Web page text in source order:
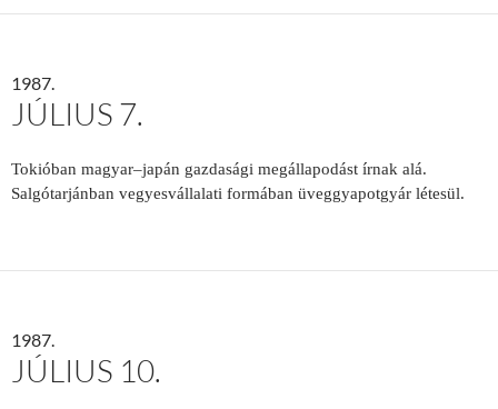
1987.
JÚLIUS 7.
Tokióban magyar–japán gazdasági megállapodást írnak alá.
Salgótarjánban vegyesvállalati formában üveggyapotgyár létesül.
1987.
JÚLIUS 10.